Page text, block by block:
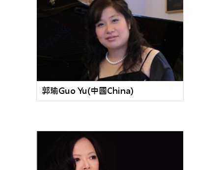
郭瑜Guo Yu(中國China)